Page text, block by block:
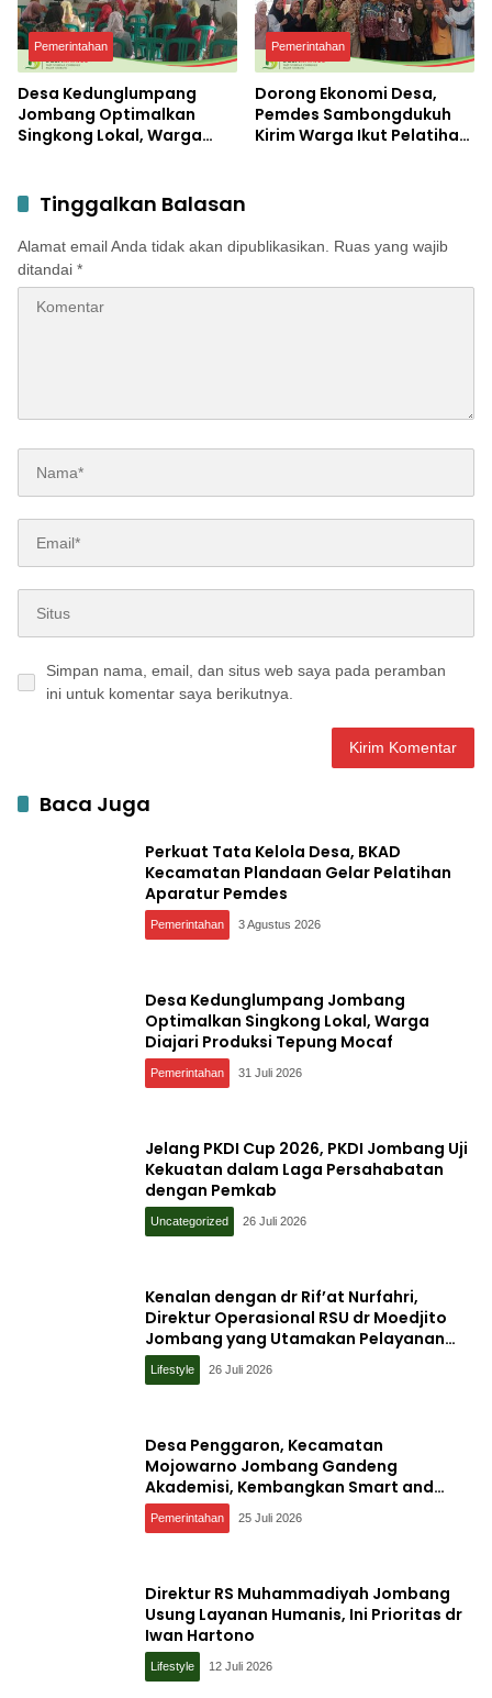
Pemerintahan
Desa Kedunglumpang
Jombang Optimalkan
Singkong Lokal, Warga
Pemerintahan
Dorong Ekonomi Desa,
Pemdes Sambongdukuh
Kirim Warga Ikut Pelatihan
Tinggalkan Balasan
Alamat email Anda tidak akan dipublikasikan.
Ruas yang wajib
ditandai *
Simpan nama, email, dan situs web saya pada peramban
ini untuk komentar saya berikutnya.
Baca Juga
Perkuat Tata Kelola Desa, BKAD
Kecamatan Plandaan Gelar Pelatihan
Aparatur Pemdes
Pemerintahan 3 Agustus 2026
Desa Kedunglumpang Jombang
Optimalkan Singkong Lokal, Warga
Diajari Produksi Tepung Mocaf
Pemerintahan 31 Juli 2026
Jelang PKDI Cup 2026, PKDI Jombang Uji
Kekuatan dalam Laga Persahabatan
dengan Pemkab
Uncategorized 26 Juli 2026
Kenalan dengan dr Rif’at Nurfahri,
Direktur Operasional RSU dr Moedjito
Jombang yang Utamakan Pelayanan
Ilmiah
Lifestyle 26 Juli 2026
Desa Penggaron, Kecamatan
Mojowarno Jombang Gandeng
Akademisi, Kembangkan Smart and
Sustainable Village, Ini Tujuannya
Pemerintahan 25 Juli 2026
Direktur RS Muhammadiyah Jombang
Usung Layanan Humanis, Ini Prioritas dr
Iwan Hartono
Lifestyle 12 Juli 2026